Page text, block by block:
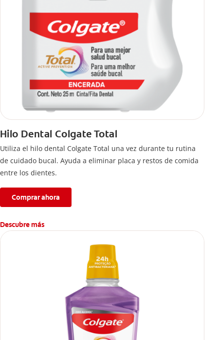
Hilo Dental Colgate Total
Utiliza el hilo dental Colgate Total una vez durante tu rutina
de cuidado bucal. Ayuda a eliminar placa y restos de comida
entre los dientes.
Comprar ahora
Descubre más